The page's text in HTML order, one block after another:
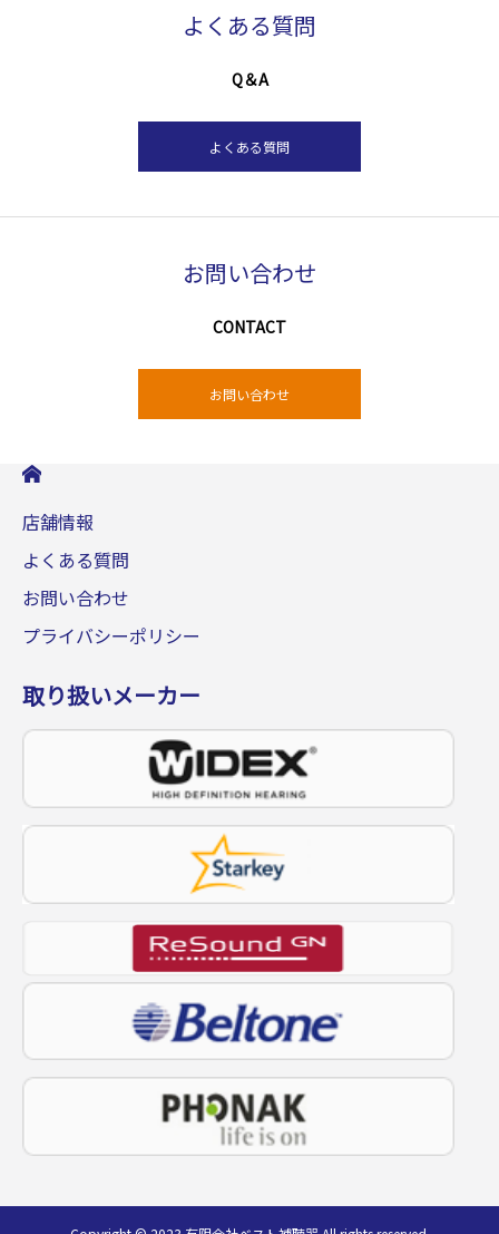
よくある質問
Q＆A
よくある質問
お問い合わせ
CONTACT
お問い合わせ
店舗情報
よくある質問
お問い合わせ
プライバシーポリシー
取り扱いメーカー